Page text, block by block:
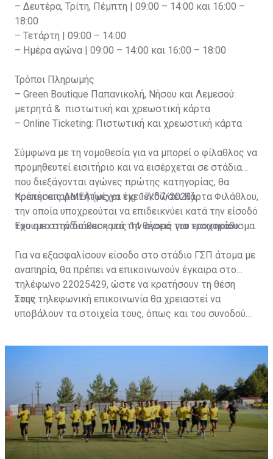
– Δευτέρα, Τρίτη, Πέμπτη | 09:00 – 14:00 και 16:00 –
18:00
– Τετάρτη | 09:00 – 14:00
– Ημέρα αγώνα | 09:00 – 14:00 και 16:00 – 18:00
Τρόποι Πληρωμής
– Green Boutique Παπανικολή, Νήσου και Λεμεσού:
μετρητά & πιστωτική και χρεωστική κάρτα
– Online Ticketing: Πιστωτική και χρεωστική κάρτα
Σύμφωνα με τη νομοθεσία για να μπορεί ο φίλαθλος να
προμηθευτεί εισιτήριο και να εισέρχεται σε στάδια
που διεξάγονται αγώνες πρώτης κατηγορίας, θα
πρέπει απαραιτήτως να έχει εκδώσει Κάρτα Φιλάθλου,
την οποία υποχρεούται να επιδεικνύει κατά την είσοδό
του στο στάδιο και κατά την αγορά του εισιτηρίου.
Κρατήσεις ΑΜΕΑ (μέχρι τις 17/07/2023)
Έχουμε στην διάθεση μας 14 θέσεις για τροχοκάθισμα.
Για να εξασφαλίσουν είσοδο στο στάδιο ΓΣΠ άτομα με
αναπηρία, θα πρέπει να επικοινωνούν έγκαιρα στο
τηλέφωνο 22025429, ώστε να κρατήσουν τη θέση
τους.
Στην τηλεφωνική επικοινωνία θα χρειαστεί να
υποβάλουν τα στοιχεία τους, όπως και του συνοδού
ονοματεπώνυμο, αριθμός πινακίδας αυτοκινήτου,